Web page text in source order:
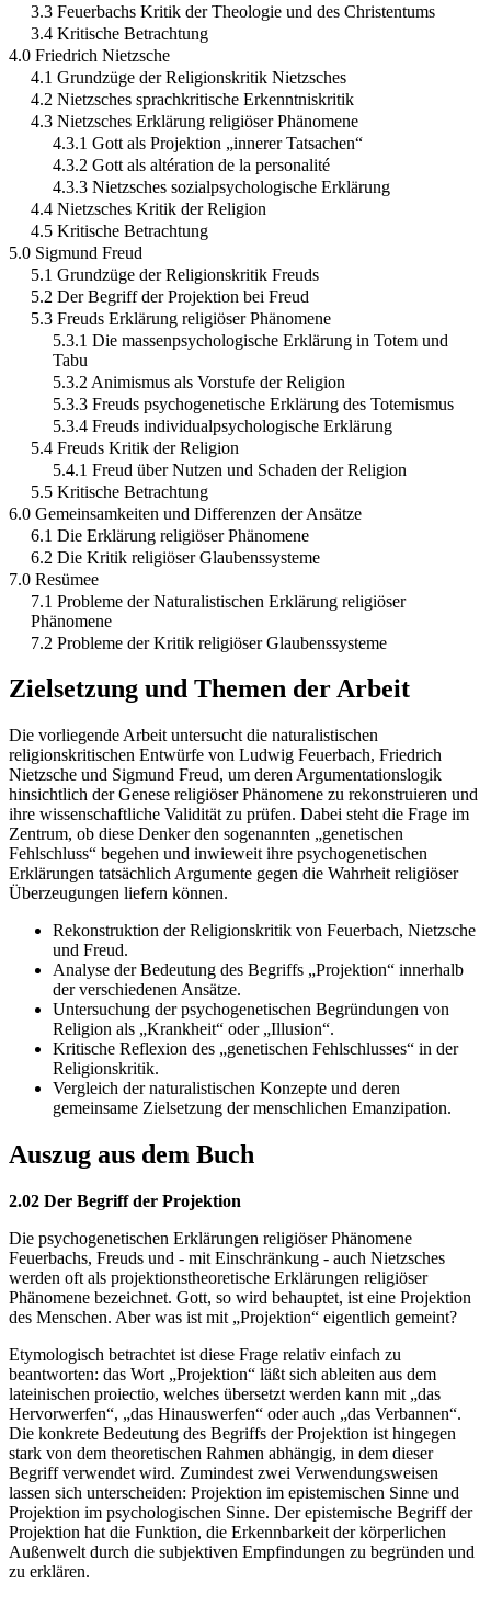
3.3 Feuerbachs Kritik der Theologie und des Christentums
3.4 Kritische Betrachtung
4.0 Friedrich Nietzsche
4.1 Grundzüge der Religionskritik Nietzsches
4.2 Nietzsches sprachkritische Erkenntniskritik
4.3 Nietzsches Erklärung religiöser Phänomene
4.3.1 Gott als Projektion „innerer Tatsachen“
4.3.2 Gott als altération de la personalité
4.3.3 Nietzsches sozialpsychologische Erklärung
4.4 Nietzsches Kritik der Religion
4.5 Kritische Betrachtung
5.0 Sigmund Freud
5.1 Grundzüge der Religionskritik Freuds
5.2 Der Begriff der Projektion bei Freud
5.3 Freuds Erklärung religiöser Phänomene
5.3.1 Die massenpsychologische Erklärung in Totem und
Tabu
5.3.2 Animismus als Vorstufe der Religion
5.3.3 Freuds psychogenetische Erklärung des Totemismus
5.3.4 Freuds individualpsychologische Erklärung
5.4 Freuds Kritik der Religion
5.4.1 Freud über Nutzen und Schaden der Religion
5.5 Kritische Betrachtung
6.0 Gemeinsamkeiten und Differenzen der Ansätze
6.1 Die Erklärung religiöser Phänomene
6.2 Die Kritik religiöser Glaubenssysteme
7.0 Resümee
7.1 Probleme der Naturalistischen Erklärung religiöser
Phänomene
7.2 Probleme der Kritik religiöser Glaubenssysteme
Zielsetzung und Themen der Arbeit
Die vorliegende Arbeit untersucht die naturalistischen
religionskritischen Entwürfe von Ludwig Feuerbach, Friedrich
Nietzsche und Sigmund Freud, um deren Argumentationslogik
hinsichtlich der Genese religiöser Phänomene zu rekonstruieren und
ihre wissenschaftliche Validität zu prüfen. Dabei steht die Frage im
Zentrum, ob diese Denker den sogenannten „genetischen
Fehlschluss“ begehen und inwieweit ihre psychogenetischen
Erklärungen tatsächlich Argumente gegen die Wahrheit religiöser
Überzeugungen liefern können.
Rekonstruktion der Religionskritik von Feuerbach, Nietzsche
und Freud.
Analyse der Bedeutung des Begriffs „Projektion“ innerhalb
der verschiedenen Ansätze.
Untersuchung der psychogenetischen Begründungen von
Religion als „Krankheit“ oder „Illusion“.
Kritische Reflexion des „genetischen Fehlschlusses“ in der
Religionskritik.
Vergleich der naturalistischen Konzepte und deren
gemeinsame Zielsetzung der menschlichen Emanzipation.
Auszug aus dem Buch
2.02 Der Begriff der Projektion
Die psychogenetischen Erklärungen religiöser Phänomene
Feuerbachs, Freuds und - mit Einschränkung - auch Nietzsches
werden oft als projektionstheoretische Erklärungen religiöser
Phänomene bezeichnet. Gott, so wird behauptet, ist eine Projektion
des Menschen. Aber was ist mit „Projektion“ eigentlich gemeint?
Etymologisch betrachtet ist diese Frage relativ einfach zu
beantworten: das Wort „Projektion“ läßt sich ableiten aus dem
lateinischen proiectio, welches übersetzt werden kann mit „das
Hervorwerfen“, „das Hinauswerfen“ oder auch „das Verbannen“.
Die konkrete Bedeutung des Begriffs der Projektion ist hingegen
stark von dem theoretischen Rahmen abhängig, in dem dieser
Begriff verwendet wird. Zumindest zwei Verwendungsweisen
lassen sich unterscheiden: Projektion im epistemischen Sinne und
Projektion im psychologischen Sinne. Der epistemische Begriff der
Projektion hat die Funktion, die Erkennbarkeit der körperlichen
Außenwelt durch die subjektiven Empfindungen zu begründen und
zu erklären.